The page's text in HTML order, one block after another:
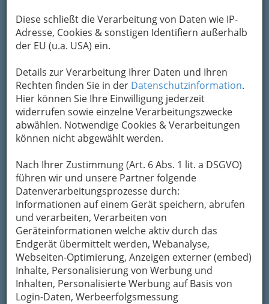
Diese schließt die Verarbeitung von Daten wie IP-
Adresse, Cookies & sonstigen Identifiern außerhalb
der EU (u.a. USA) ein.
Details zur Verarbeitung Ihrer Daten und Ihren
Rechten finden Sie in der Datenschutzinformation.
Hier können Sie Ihre Einwilligung jederzeit
widerrufen sowie einzelne Verarbeitungszwecke
abwählen. Notwendige Cookies & Verarbeitungen
können nicht abgewählt werden.
Nach Ihrer Zustimmung (Art. 6 Abs. 1 lit. a DSGVO)
führen wir und unsere Partner folgende
Datenverarbeitungsprozesse durch:
Informationen auf einem Gerät speichern, abrufen
und verarbeiten, Verarbeiten von
Geräteinformationen welche aktiv durch das
Endgerät übermittelt werden, Webanalyse,
Webseiten-Optimierung, Anzeigen externer (embed)
Inhalte, Personalisierung von Werbung und
Inhalten, Personalisierte Werbung auf Basis von
Login-Daten, Werbeerfolgsmessung
Adresse mit Google Maps anschauen
Kontaktaufnahme
Um die Info-Graz Firmenvor Spam-Mails zu
bewahren, verwenden wir an dieser Stelle zur
Übermittlung Ihrer Nachricht ein sicheres
Formular. Ihre Nachricht wird nach dem
Absenden umgehend per Mail an das
weitergeleitet.
Mein Name
Meine Email Adresse
Mein Betreff